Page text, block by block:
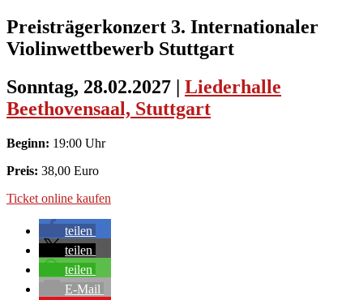
Preisträgerkonzert 3. Internationaler
Violinwettbewerb Stuttgart
Sonntag, 28.02.2027 | Liederhalle
Beethovensaal, Stuttgart
Beginn: 19:00 Uhr
Preis: 38,00 Euro
Ticket online kaufen
teilen
teilen
teilen
E-Mail